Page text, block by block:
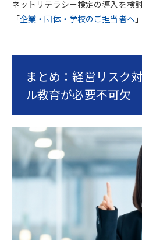
ネットリテラシー検定の導入を検
「企業・団体・学校のご担当者へ
まとめ：経営リスク
ル教育が必要不可欠